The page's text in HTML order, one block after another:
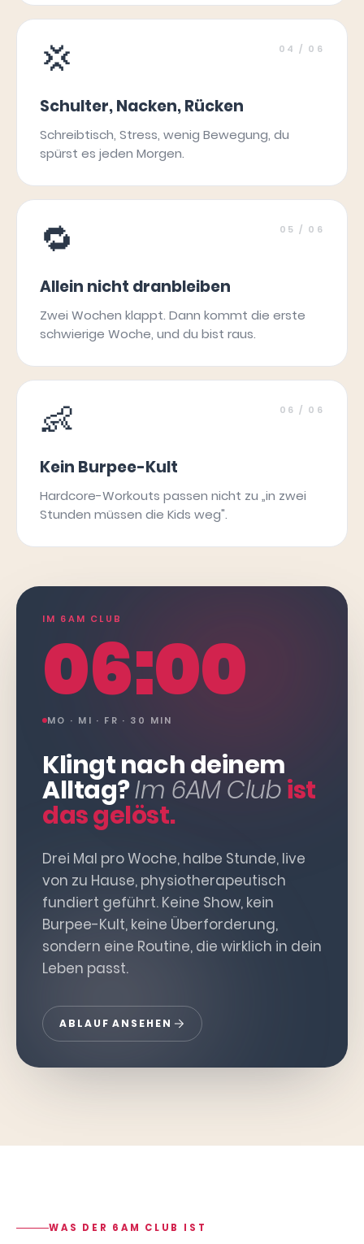
💢 04 / 06
Schulter, Nacken, Rücken
Schreibtisch, Stress, wenig Bewegung, du
spürst es jeden Morgen.
🔁 05 / 06
Allein nicht dranbleiben
Zwei Wochen klappt. Dann kommt die erste
schwierige Woche, und du bist raus.
👶 06 / 06
Kein Burpee-Kult
Hardcore-Workouts passen nicht zu „in zwei
Stunden müssen die Kids weg".
IM 6AM CLUB
06:00
MO · MI · FR · 30 MIN
Klingt nach deinem
Alltag?Im 6AM Clubist
das gelöst.
Drei Mal pro Woche, halbe Stunde, live
von zu Hause, physiotherapeutisch
fundiert geführt. Keine Show, kein
Burpee-Kult, keine Überforderung,
sondern eine Routine, die wirklich in dein
Leben passt.
ABLAUF ANSEHEN
WAS DER 6AM CLUB IST